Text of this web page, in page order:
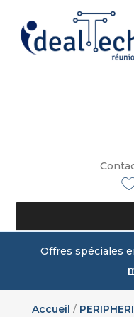
Offres spéciales
Accueil /